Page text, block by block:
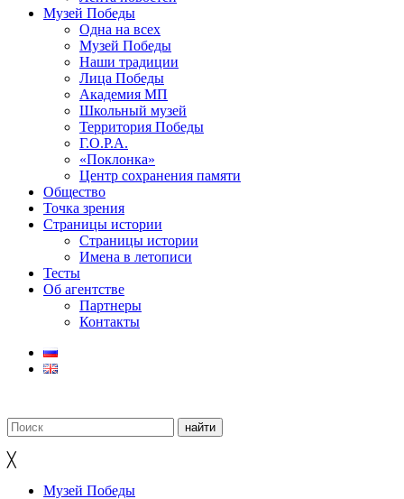
Музей Победы
Одна на всех
Музей Победы
Наши традиции
Лица Победы
Академия МП
Школьный музей
Территория Победы
Г.О.Р.А.
«Поклонка»
Центр сохранения памяти
Общество
Точка зрения
Страницы истории
Страницы истории
Имена в летописи
Тесты
Об агентстве
Партнеры
Контакты
╳
Музей Победы